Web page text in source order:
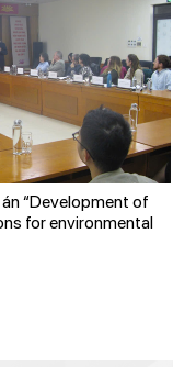
“Development of
for environmental